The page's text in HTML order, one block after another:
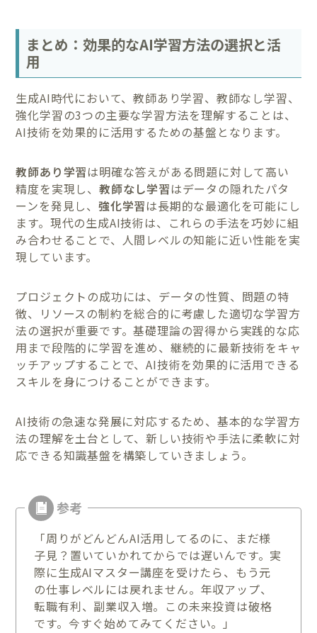
まとめ：効果的なAI学習方法の選択と活
用
生成AI時代において、教師あり学習、教師なし学習、
強化学習の3つの主要な学習方法を理解することは、
AI技術を効果的に活用するための基盤となります。
教師あり学習は明確な答えがある問題に対して高い
精度を実現し、教師なし学習はデータの隠れたパタ
ーンを発見し、強化学習は長期的な最適化を可能にし
ます。現代の生成AI技術は、これらの手法を巧妙に組
み合わせることで、人間レベルの知能に近い性能を実
現しています。
プロジェクトの成功には、データの性質、問題の特
徴、リソースの制約を総合的に考慮した適切な学習方
法の選択が重要です。基礎理論の習得から実践的な応
用まで段階的に学習を進め、継続的に最新技術をキャ
ッチアップすることで、AI技術を効果的に活用できる
スキルを身につけることができます。
AI技術の急速な発展に対応するため、基本的な学習方
法の理解を土台として、新しい技術や手法に柔軟に対
応できる知識基盤を構築していきましょう。
「周りがどんどんAI活用してるのに、まだ様
子見？置いていかれてからでは遅いんです。実
際に生成AIマスター講座を受けたら、もう元
の仕事レベルには戻れません。年収アップ、
転職有利、副業収入増。この未来投資は破格
です。今すぐ始めてみてください。」